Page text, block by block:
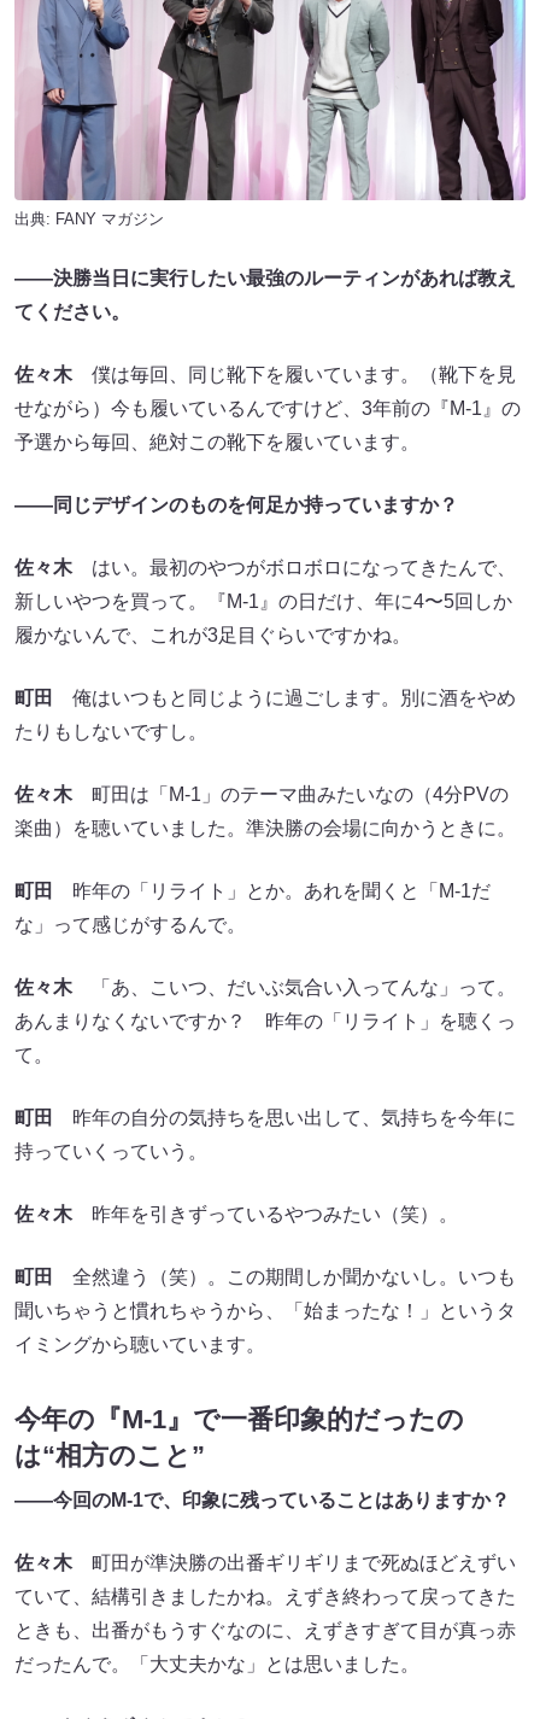
出典: FANY マガジン
――決勝当日に実行したい最強のルーティンがあれば教え
てください。
佐々木僕は毎回、同じ靴下を履いています。（靴下を見
せながら）今も履いているんですけど、3年前の『M-1』の
予選から毎回、絶対この靴下を履いています。
――同じデザインのものを何足か持っていますか？
佐々木はい。最初のやつがボロボロになってきたんで、
新しいやつを買って。『M-1』の日だけ、年に4〜5回しか
履かないんで、これが3足目ぐらいですかね。
町田
俺はいつもと同じように過ごします。別に酒をやめ
たりもしないですし。
佐々木町田は「M-1」のテーマ曲みたいなの（4分PVの
楽曲）を聴いていました。準決勝の会場に向かうときに。
町田
昨年の「リライト」とか。あれを聞くと「M-1だ
な」って感じがするんで。
佐々木「あ、こいつ、だいぶ気合い入ってんな」って。
あんまりなくないですか？ 昨年の「リライト」を聴くっ
て。
町田
昨年の自分の気持ちを思い出して、気持ちを今年に
持っていくっていう。
佐々木昨年を引きずっているやつみたい（笑）。
町田 全然違う（笑）。この期間しか聞かないし。いつも
聞いちゃうと慣れちゃうから、「始まったな！」というタ
イミングから聴いています。
今年の『M-1』で一番印象的だったの
は“相方のこと”
――今回のM-1で、印象に残っていることはありますか？
佐々木町田が準決勝の出番ギリギリまで死ぬほどえずい
ていて、結構引きましたかね。えずき終わって戻ってきた
ときも、出番がもうすぐなのに、えずきすぎて目が真っ赤
だったんで。「大丈夫かな」とは思いました。